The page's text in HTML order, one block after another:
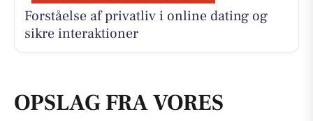
Forståelse af privatliv i online dating og
sikre interaktioner
OPSLAG FRA VORES